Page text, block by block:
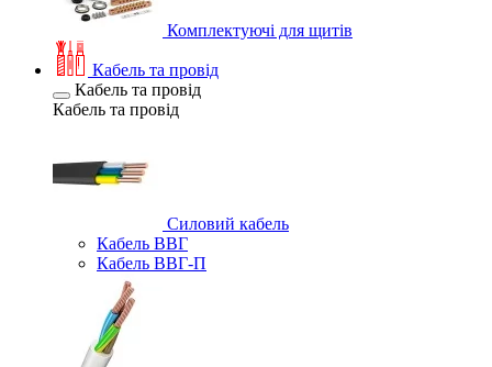
Комплектуючі для щитів
Кабель та провід
Кабель та провід
Кабель та провід
Силовий кабель
Кабель ВВГ
Кабель ВВГ-П